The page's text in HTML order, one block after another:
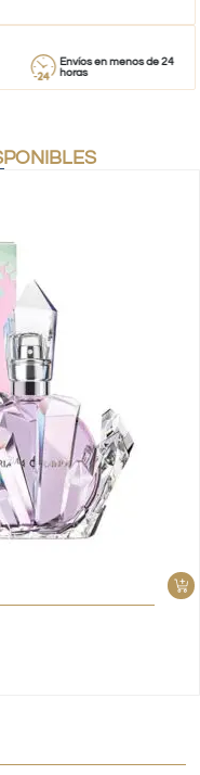
Envíos en menos de 24
horas